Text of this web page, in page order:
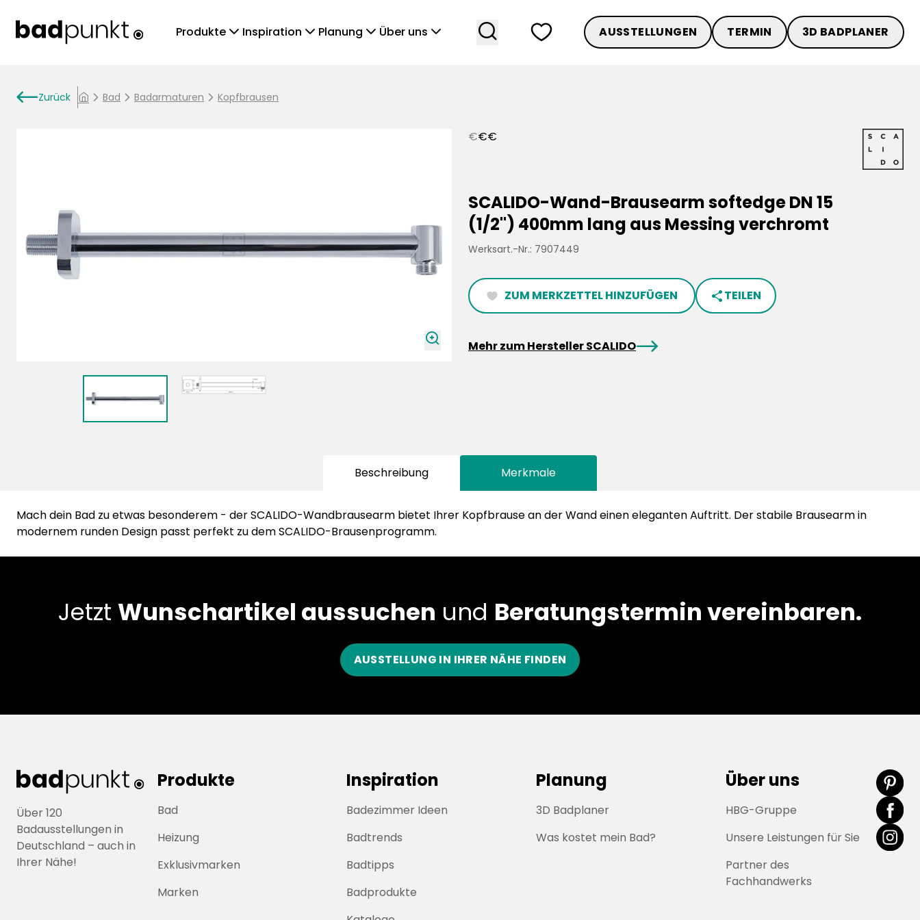
Produkte chevronDown Inspiration chevronDown Planung chevronDown Über uns chevronDown search heart AUSSTELLUNGEN TERMIN 3D BADPLANER
arrowLeftZurück home chevronRight Bad chevronRight Badarmaturen chevronRight Kopfbrausen
zoomIn
€€€
SCALIDO-Wand-Brausearm softedge DN 15
(1/2") 400mm lang aus Messing verchromt
Werksart.-Nr.: 7907449
heartFilled ZUM MERKZETTEL HINZUFÜGEN share TEILEN
Mehr zum Hersteller SCALIDOarrowRight
Beschreibung Merkmale
Mach dein Bad zu etwas besonderem - der SCALIDO-Wandbrausearm bietet Ihrer Kopfbrause an der Wand einen eleganten Auftritt. Der stabile Brausearm in
modernem runden Design passt perfekt zu dem SCALIDO-Brausenprogramm.
Jetzt Wunschartikel aussuchen und Beratungstermin vereinbaren.
AUSSTELLUNG IN IHRER NÄHE FINDEN
Über 120
Badausstellungen in
Deutschland – auch in
Ihrer Nähe!
Produkte
Bad
Heizung
Exklusivmarken
Marken
Inspiration
Badezimmer Ideen
Badtrends
Badtipps
Badprodukte
Planung
3D Badplaner
Was kostet mein Bad?
Über uns
HBG-Gruppe
Unsere Leistungen für Sie
Partner des
Fachhandwerks